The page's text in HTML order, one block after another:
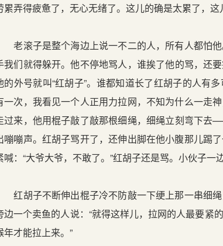
累弄得疲惫了，无心无绪了。这儿的确是太累了，这
老滚子是整个海边上说一不二的人，所有人都怕他
我们就得躲开。他不停地骂人，谁挨了他的骂，还
的外号就叫“红胡子”。谁都知道长了红胡子的人有
一次，我看见一个人正用力拉网，不知为什么一走
过来，他用棍子敲了敲那根细绳，细绳立刻弯下
嘣嘣声。红胡子骂开了，还伸出脚在他小腹那儿踢
喊：“大爷大爷，不敢了。”红胡子还是骂。小伙子
红胡子不断伸出棍子冷不防敲一下绠上那一串细
边一个卖鱼的人说：“就得这样儿，拉网的人最要紧
年才能拉上来。”